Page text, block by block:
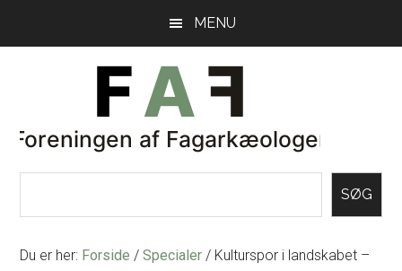
MENU
SØG
Du er her: Forside / Specialer / Kulturspor i landskabet –